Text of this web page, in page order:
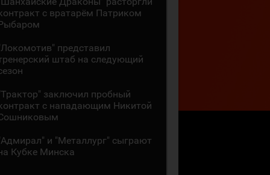
с вратарём Патриком
представил
штаб на следующий
заключил пробный
с нападающим Никитой
и "Металлург" сыграют
Кубке Минска